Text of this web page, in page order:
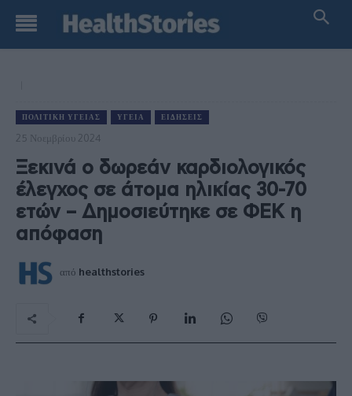
ΠΟΛΙΤΙΚΉ ΥΓΕΊΑΣ ΥΓΕΊΑ ΕΙΔΉΣΕΙΣ
25 Νοεμβρίου 2024
Ξεκινά ο δωρεάν καρδιολογικός
έλεγχος σε άτομα ηλικίας 30-70
ετών – Δημοσιεύτηκε σε ΦΕΚ η
απόφαση
από healthstories